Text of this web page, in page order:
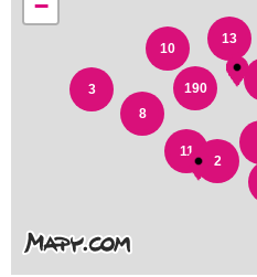
3
2
13
10
8
11
190
−